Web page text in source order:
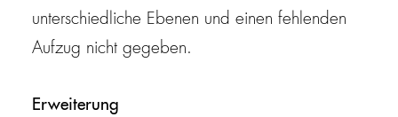
unterschiedliche Ebenen und einen fehlenden
Aufzug nicht gegeben.
Erweiterung